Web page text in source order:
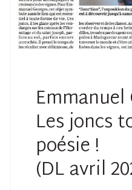
Emmanuel
Les joncs
poésie !
(DL avril